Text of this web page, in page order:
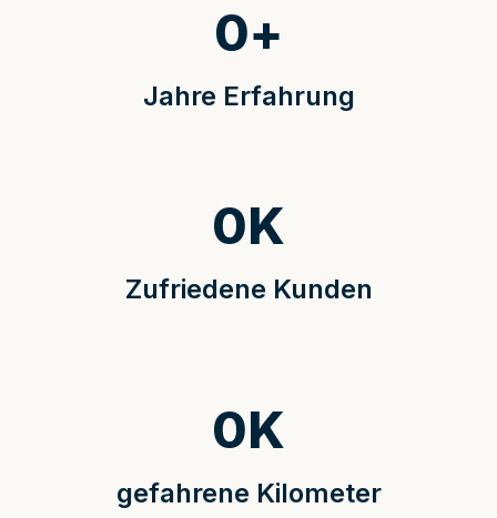
Jahre Erfahrung
0+
Zufriedene Kunden
0K
gefahrene Kilometer
0K